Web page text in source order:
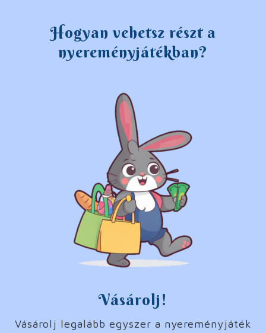
Hogyan vehetsz részt a
nyereményjátékban?
Vásárolj!
Vásárolj legalább egyszer a nyereményjáték